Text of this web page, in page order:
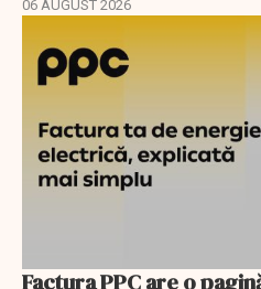
06 AUGUST 2026
Factura PPC are o